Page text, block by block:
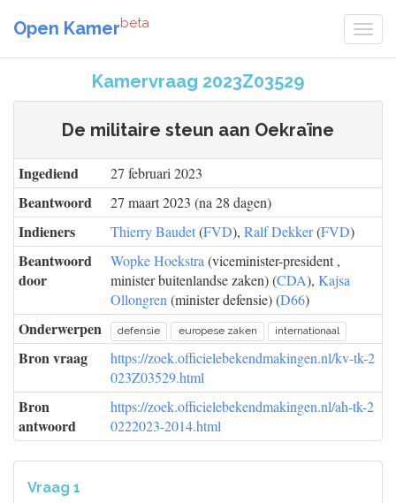
Open Kamerbeta
Kamervraag 2023Z03529
De militaire steun aan Oekraïne
Ingediend 27 februari 2023
Beantwoord 27 maart 2023 (na 28 dagen)
Indieners Thierry Baudet(FVD), Ralf Dekker(FVD)
Beantwoord
door
Wopke Hoekstra (viceminister-president ,
minister buitenlandse zaken) (CDA), Kajsa
Ollongren (minister defensie) (D66)
Onderwerpen defensie europese zaken internationaal
Bron vraag
https://zoek.officielebekendmakingen.nl/kv-tk-2
023Z03529.html
Bron
antwoord
https://zoek.officielebekendmakingen.nl/ah-tk-2
0222023-2014.html
Vraag 1